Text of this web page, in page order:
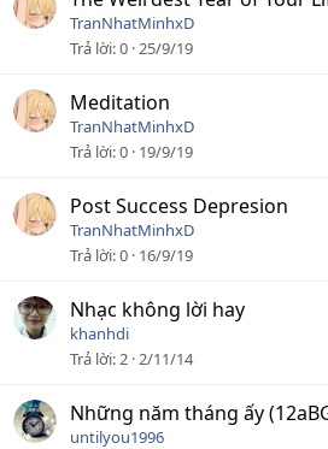
TranNhatMinhxD
Trả lời 0 25/9/19
Meditation
TranNhatMinhxD
Trả lời 0 19/9/19
Post Success Depresion
TranNhatMinhxD
Trả lời 0 16/9/19
Nhạc không lời hay
khanhdi
Trả lời 2 2/11/14
Những năm tháng ấy
untilyou1996